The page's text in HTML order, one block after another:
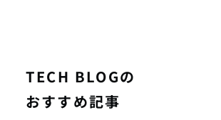
TECH BLOGの
おすすめ記事